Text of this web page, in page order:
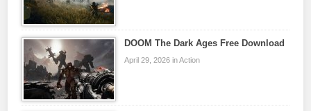
DOOM The Dark Ages Free Download
April 29, 2026 in Action